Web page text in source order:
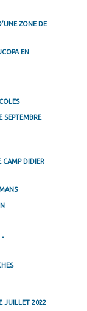
ZONE DE
EN
SEPTEMBRE
CAMP DIDIER
-
JUILLET 2022